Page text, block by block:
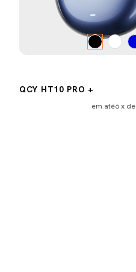
QCY HT10 PRO +
em até6 x de